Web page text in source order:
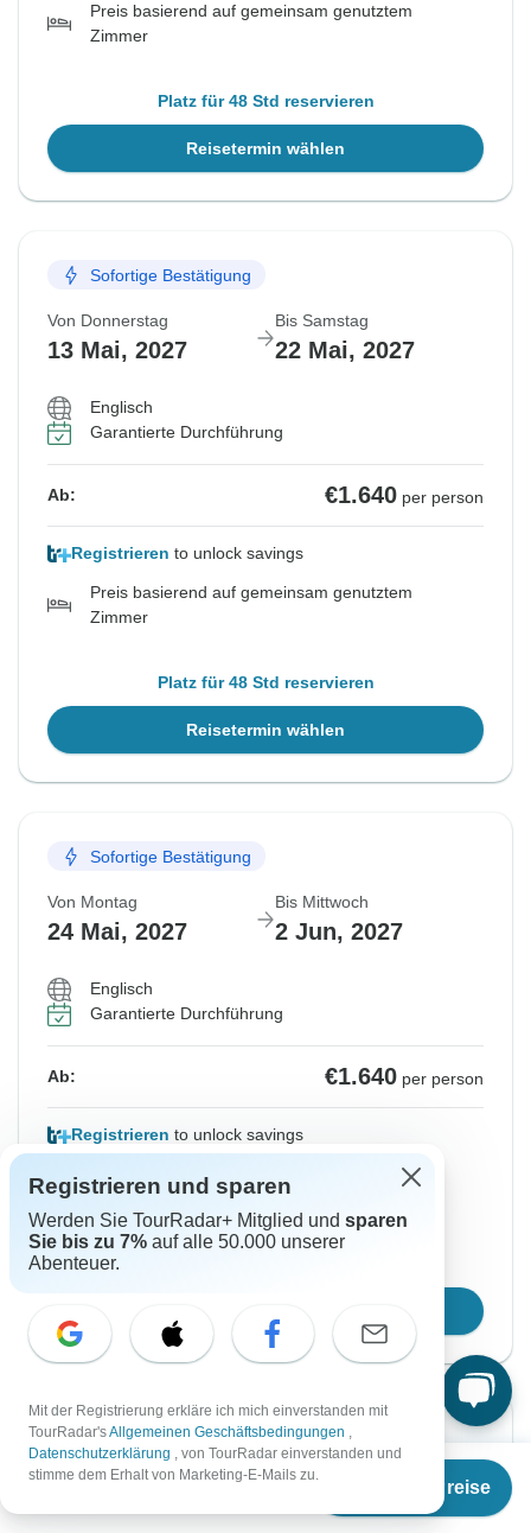
Termine & Preise
Preis basierend auf gemeinsam genutztem
Zimmer
Platz für 48 Std reservieren
Reisetermin wählen
Sofortige Bestätigung
Von Donnerstag
13 Mai, 2027
Bis Samstag
22 Mai, 2027
Englisch
Garantierte Durchführung
Ab: €1.640 per person
Registrieren to unlock savings
Preis basierend auf gemeinsam genutztem
Zimmer
Platz für 48 Std reservieren
Reisetermin wählen
Sofortige Bestätigung
Von Montag
24 Mai, 2027
Bis Mittwoch
2 Jun, 2027
Englisch
Garantierte Durchführung
Ab: €1.640 per person
Registrieren to unlock savings
Preis basierend auf gemeinsam genutztem
Zimmer
Sofortige Bestätigung
Von Montag
7 Jun, 2027
Bis Mittwoch
16 Jun, 2027
Registrieren und sparen
Werden Sie TourRadar+ Mitglied und sparen
Sie bis zu 7% auf alle 50.000 unserer
Abenteuer.
Mit der Registrierung erkläre ich mich einverstanden mit
TourRadar'sAllgemeinen Geschäftsbedingungen ,
Datenschutzerklärung , von TourRadar einverstanden und
stimme dem Erhalt von Marketing-E-Mails zu.